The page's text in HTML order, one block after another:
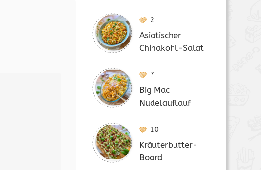
2
Asiatischer
Chinakohl-Salat
7
Big Mac
Nudelauflauf
10
Kräuterbutter-
Board